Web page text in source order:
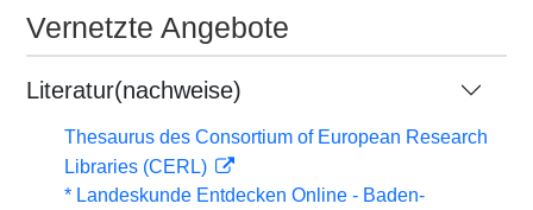
Vernetzte Angebote
Literatur(nachweise)
Thesaurus des Consortium of European Research
Libraries (CERL)
* Landeskunde Entdecken Online - Baden-